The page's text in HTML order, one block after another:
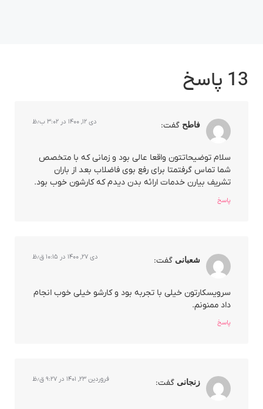
13 پاسخ
فاطح گفت: دی ۱۲, ۱۴۰۰ در ۳:۰۲ ب٫ظ
سلام توضیحاتتون واقعا عالی بود و زمانی که با متخصص
شما تماس گرفتمتا برای رفع بوی فاضلاب بعد از باران
تشریف بیارن خدمات ارائه بدن دیدم که کارشون خوب بود.
پاسخ
شعبانی گفت: دی ۲۷, ۱۴۰۰ در ۱۰:۱۵ ق٫ظ
سرویسکارتون خیلی با تجربه بود و کارشو خیلی خوب انجام
داد ممنونم.
پاسخ
زنجانی گفت: فروردین ۲۳, ۱۴۰۱ در ۹:۲۷ ق٫ظ